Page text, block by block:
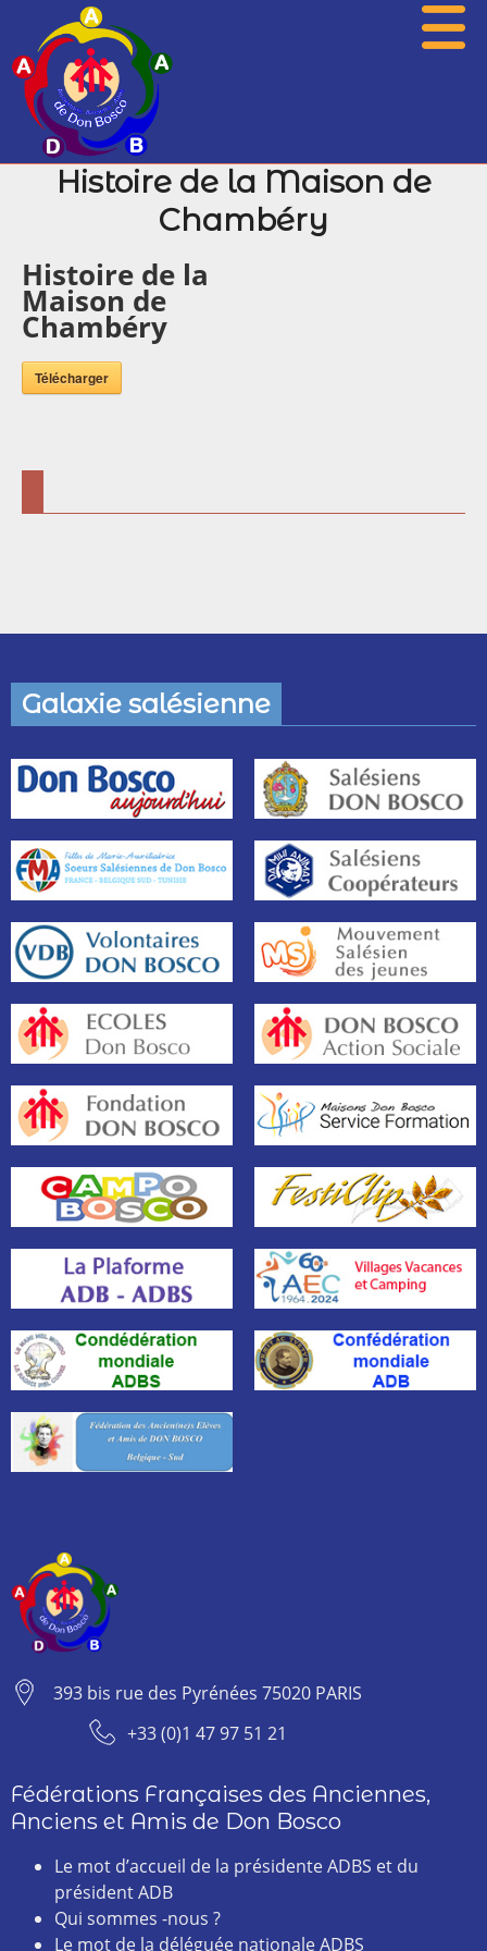
Présentation
Associations
Photos
Agenda
Histoire de la Maison de
Chambéry
Histoire de la
Maison de
Chambéry
Télécharger
Galaxie salésienne
393 bis rue des Pyrénées 75020 PARIS
+33 (0)1 47 97 51 21
Fédérations Françaises des Anciennes,
Anciens et Amis de Don Bosco
Le mot d’accueil de la présidente ADBS et du
président ADB
Qui sommes -nous ?
Le mot de la déléguée nationale ADBS